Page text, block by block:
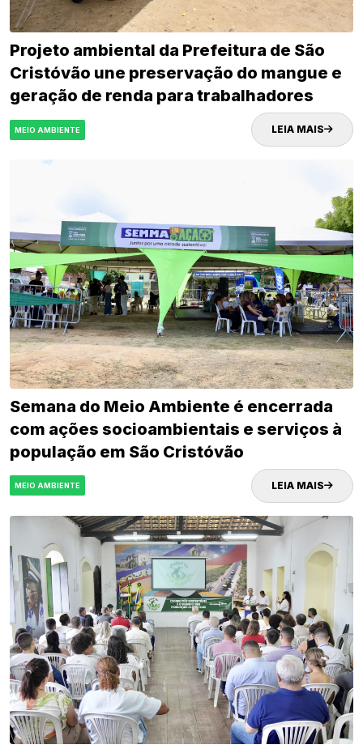
Projeto ambiental da Prefeitura de São
Cristóvão une preservação do mangue e
geração de renda para trabalhadores
ribeirinhos e catadores de recicláveis
MEIO AMBIENTE LEIA MAIS
Semana do Meio Ambiente é encerrada
com ações socioambientais e serviços à
população em São Cristóvão
MEIO AMBIENTE LEIA MAIS